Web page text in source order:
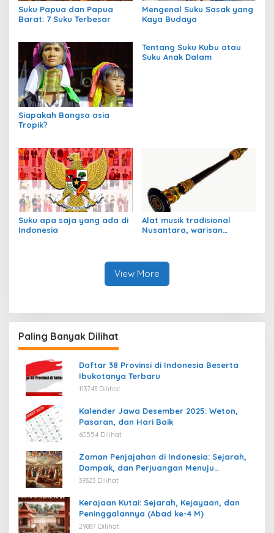
Suku Papua dan Papua
Barat: 7 Suku Terbesar
Mengenal Suku Sasak yang
Kaya Budaya
Siapakah Bangsa asia
Tropik?
Tentang Suku Kubu atau
Suku Anak Dalam
Suku apa saja yang ada di
Indonesia
Alat musik tradisional
Nusantara, warisan
View More
Paling Banyak Dilihat
Daftar 38 Provinsi di Indonesia Beserta
Ibukotanya Terbaru
113743 Dilihat
Kalender Jawa Desember 2025: Weton,
Pasaran, dan Hari Baik
60554 Dilihat
Zaman Penjajahan di Indonesia: Sejarah,
Dampak, dan Perjuangan Menuju
Kemerdekaan
39323 Dilihat
Kerajaan Kutai: Sejarah, Kejayaan, dan
Peninggalannya (Abad ke-4 M)
29887 Dilihat